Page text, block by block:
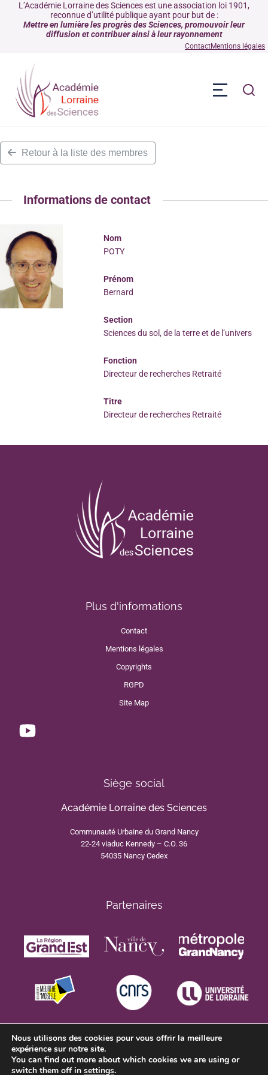
L’Académie Lorraine des Sciences est une association loi 1901,
reconnue d’utilité publique ayant pour but de :
Mettre en lumière les progrès des Sciences, promouvoir leur
diffusion et contribuer ainsi à leur rayonnement
ContactMentions légales
Retour à la liste des membres
Informations de contact
Nom
POTY
Prénom
Bernard
Section
Sciences du sol, de la terre et de l’univers
Fonction
Directeur de recherches Retraité
Titre
Directeur de recherches Retraité
Plus d'informations
Contact
Mentions légales
Copyrights
RGPD
Site Map
Siège social
Académie Lorraine des Sciences
Communauté Urbaine du Grand Nancy
22-24 viaduc Kennedy – C.O. 36
54035 Nancy Cedex
Partenaires
Nous utilisons des cookies pour vous offrir la meilleure
expérience sur notre site.
You can find out more about which cookies we are using or
switch them off in settings.